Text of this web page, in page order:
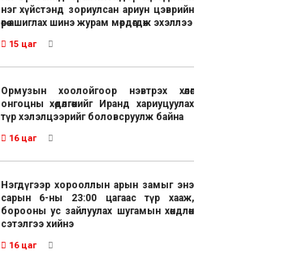
нэг хүйстэнд зориулсан ариун цэврийн
өрөө ашиглах шинэ журам мөрдөгдөж эхэллээ
15 цаг
Ормузын хоолойгоор нэвтрэх хөлөг
онгоцны хөдөлгөөнийг Иранд хариуцуулах
түр хэлэлцээрийг боловсруулж байна
16 цаг
Нэгдүгээр хорооллын арын замыг энэ
сарын 6-ны 23:00 цагаас түр хааж,
борооны ус зайлуулах шугамын хөндлөн
сэтэлгээ хийнэ
16 цаг